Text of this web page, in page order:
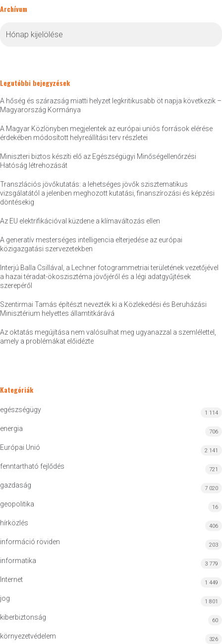
Archívum
Legutóbbi bejegyzések
A hőség és szárazság miatti helyzet legkritikusabb öt napja következik –
Magyarország Kormánya
A Magyar Közlönyben megjelentek az európai uniós források elérése
érdekében módosított helyreállítási terv részletei
Miniszteri biztos készíti elő az Egészségügyi Minőségellenőrzési
Hatóság létrehozását
Transzlációs jövőkutatás: a lehetséges jövők szisztematikus
vizsgálatától a jelenben meghozott kutatási, finanszírozási és képzési
döntésekig
Az EU elektrifikációval küzdene a klímaváltozás ellen
A generatív mesterséges intelligencia elterjedése az európai
közigazgatási szervezetekben
Interjú Balla Csillával, a Lechner fotogrammetriai területének vezetőjével
a hazai téradat-ökoszisztéma jövőjéről és a légi adatgyűjtések
szerepéről
Szentirmai Tamás építészt nevezték ki a Közlekedési és Beruházási
Minisztérium helyettes államtitkárává
Az oktatás megújítása nem valósulhat meg ugyanazzal a szemlélettel,
amely a problémákat előidézte
Kategóriák
egészségügy 1 114
energia 706
Európai Unió 2 141
fenntartható fejlődés 721
gazdaság 7 020
geopolitika 16
hírközlés 406
információ röviden 203
informatika 3 779
Internet 1 449
jog 1 801
kiberbiztonság 60
környezetvédelem 326